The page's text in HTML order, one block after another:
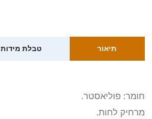
תיאור טבלת מידות
חומר: פוליאסטר.
מרחיק לחות.